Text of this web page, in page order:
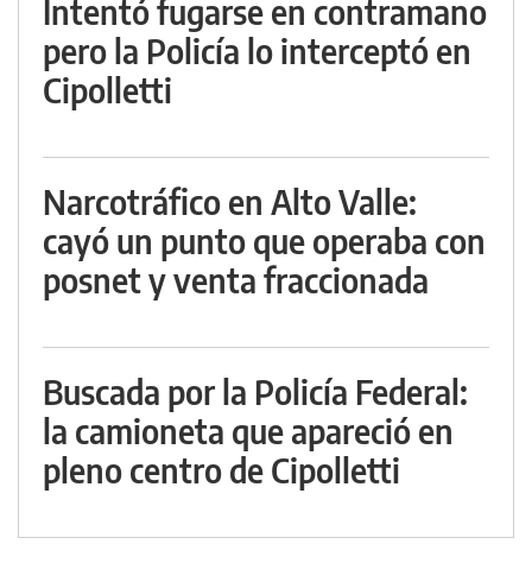
Intentó fugarse en contramano
pero la Policía lo interceptó en
Cipolletti
Narcotráfico en Alto Valle:
cayó un punto que operaba con
posnet y venta fraccionada
Buscada por la Policía Federal:
la camioneta que apareció en
pleno centro de Cipolletti